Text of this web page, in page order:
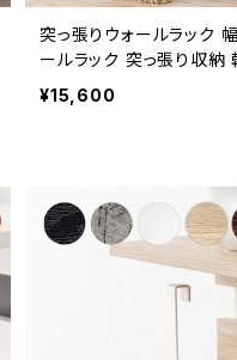
突っ張りウォールラック
ールラック 突っ張り収納
模様替え
¥15,600